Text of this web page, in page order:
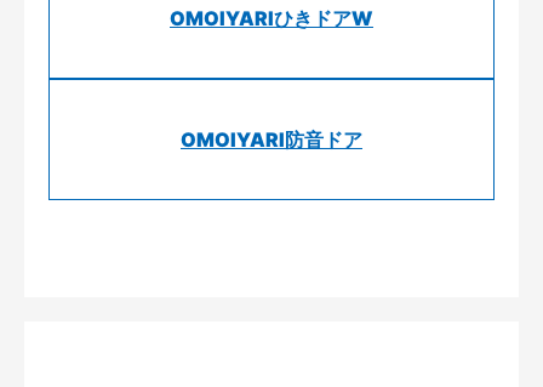
OMOIYARIひきドアW
OMOIYARI防音ドア